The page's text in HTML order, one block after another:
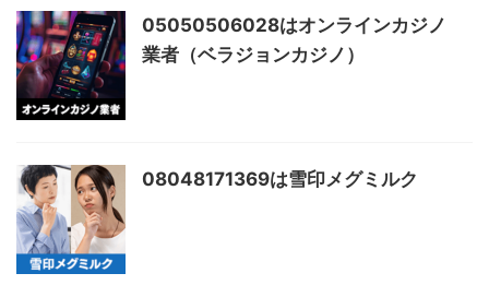
05050506028はオンラインカジノ
業者（ベラジョンカジノ）
08048171369は雪印メグミルク